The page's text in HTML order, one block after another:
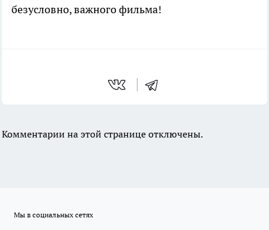
безусловно, важного фильма!
Комментарии на этой странице отключены.
Мы в социальных сетях